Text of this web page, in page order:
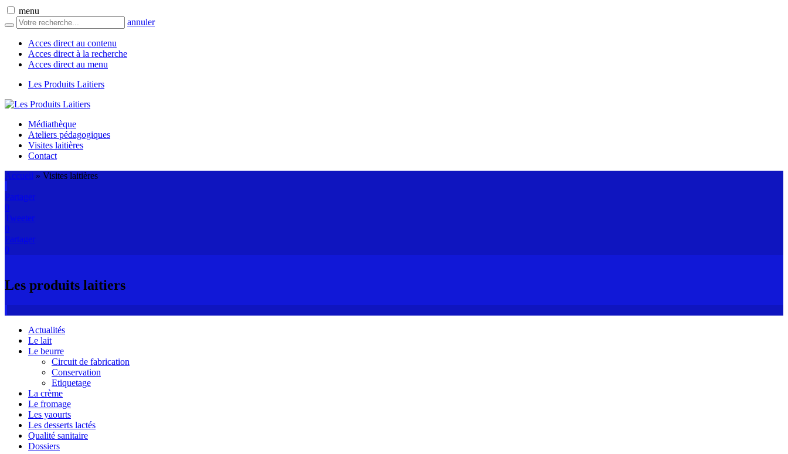
menu
annuler
Acces direct au contenu
Acces direct à la recherche
Acces direct au menu
Les Produits Laitiers
Médiathèque
Ateliers pédagogiques
Visites laitières
Contact
Accueil » Visites laitières
Partager
0
Tweeter
0
Partager
0
Les produits laitiers
Actualités
Le lait
Le beurre
Circuit de fabrication
Conservation
Etiquetage
La crème
Le fromage
Les yaourts
Les desserts lactés
Qualité sanitaire
Dossiers